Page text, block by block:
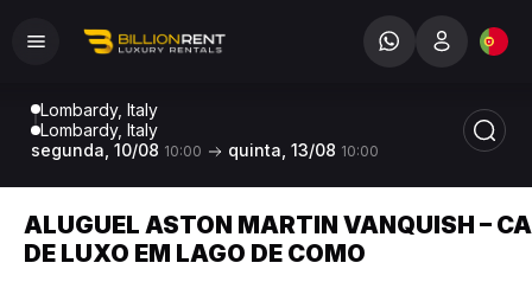
Lombardy, Italy
Lombardy, Italy
segunda, 10/08 10:00 quinta, 13/08 10:00
ALUGUEL ASTON MARTIN VANQUISH –
DE LUXO EM LAGO DE COMO